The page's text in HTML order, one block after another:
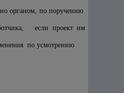
органом, по поручению
если проект им
по усмотрению